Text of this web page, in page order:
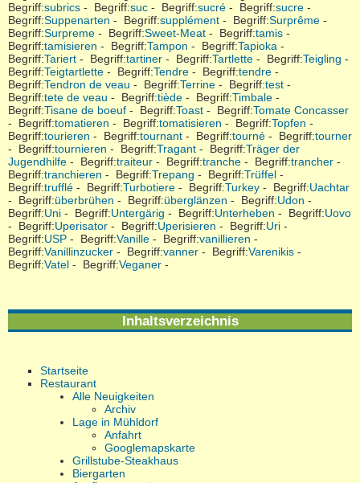
Begriff:subrics - Begriff:suc - Begriff:sucré - Begriff:sucre -
Begriff:Suppenarten - Begriff:supplément - Begriff:Surprême -
Begriff:Surpreme - Begriff:Sweet-Meat - Begriff:tamis -
Begriff:tamisieren - Begriff:Tampon - Begriff:Tapioka -
Begriff:Tariert - Begriff:tartiner - Begriff:Tartlette - Begriff:Teigling -
Begriff:Teigtartlette - Begriff:Tendre - Begriff:tendre -
Begriff:Tendron de veau - Begriff:Terrine - Begriff:test -
Begriff:tete de veau - Begriff:tiède - Begriff:Timbale -
Begriff:Tisane de boeuf - Begriff:Toast - Begriff:Tomate Concasser
- Begriff:tomatieren - Begriff:tomatisieren - Begriff:Topfen -
Begriff:tourieren - Begriff:tournant - Begriff:tourné - Begriff:tourner
- Begriff:tournieren - Begriff:Tragant - Begriff:Träger der
Jugendhilfe - Begriff:traiteur - Begriff:tranche - Begriff:trancher -
Begriff:tranchieren - Begriff:Trepang - Begriff:Trüffel -
Begriff:trufflé - Begriff:Turbotiere - Begriff:Turkey - Begriff:Uachtar
- Begriff:überbrühen - Begriff:überglänzen - Begriff:Udon -
Begriff:Uni - Begriff:Untergärig - Begriff:Unterheben - Begriff:Uovo
- Begriff:Uperisator - Begriff:Uperisieren - Begriff:Uri -
Begriff:USP - Begriff:Vanille - Begriff:vanillieren -
Begriff:Vanillinzucker - Begriff:vanner - Begriff:Varenikis -
Begriff:Vatel - Begriff:Veganer -
Inhaltsverzeichnis
Startseite
Restaurant
Alle Neuigkeiten
Archiv
Lage in Mühldorf
Anfahrt
Googlemapskarte
Grillstube-Steakhaus
Biergarten